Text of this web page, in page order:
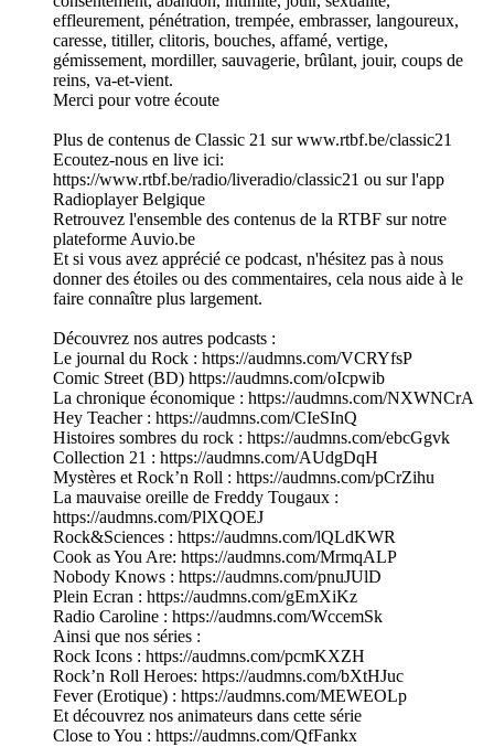
effleurement, pénétration, trempée, embrasser, langoureux,
caresse, titiller, clitoris, bouches, affamé, vertige,
gémissement, mordiller, sauvagerie, brûlant, jouir, coups de
reins, va-et-vient.
Merci pour votre écoute
Plus de contenus de Classic 21 sur www.rtbf.be/classic21
Ecoutez-nous en live ici:
https://www.rtbf.be/radio/liveradio/classic21 ou sur l'app
Radioplayer Belgique
Retrouvez l'ensemble des contenus de la RTBF sur notre
plateforme Auvio.be
Et si vous avez apprécié ce podcast, n'hésitez pas à nous
donner des étoiles ou des commentaires, cela nous aide à le
faire connaître plus largement.
Découvrez nos autres podcasts :
Le journal du Rock : https://audmns.com/VCRYfsP
Comic Street (BD) https://audmns.com/oIcpwib
La chronique économique : https://audmns.com/NXWNCrA
Hey Teacher : https://audmns.com/CIeSInQ
Histoires sombres du rock : https://audmns.com/ebcGgvk
Collection 21 : https://audmns.com/AUdgDqH
Mystères et Rock’n Roll : https://audmns.com/pCrZihu
La mauvaise oreille de Freddy Tougaux :
https://audmns.com/PlXQOEJ
Rock&Sciences : https://audmns.com/lQLdKWR
Cook as You Are: https://audmns.com/MrmqALP
Nobody Knows : https://audmns.com/pnuJUlD
Plein Ecran : https://audmns.com/gEmXiKz
Radio Caroline : https://audmns.com/WccemSk
Ainsi que nos séries :
Rock Icons : https://audmns.com/pcmKXZH
Rock’n Roll Heroes: https://audmns.com/bXtHJuc
Fever (Erotique) : https://audmns.com/MEWEOLp
Et découvrez nos animateurs dans cette série
Close to You : https://audmns.com/QfFankx